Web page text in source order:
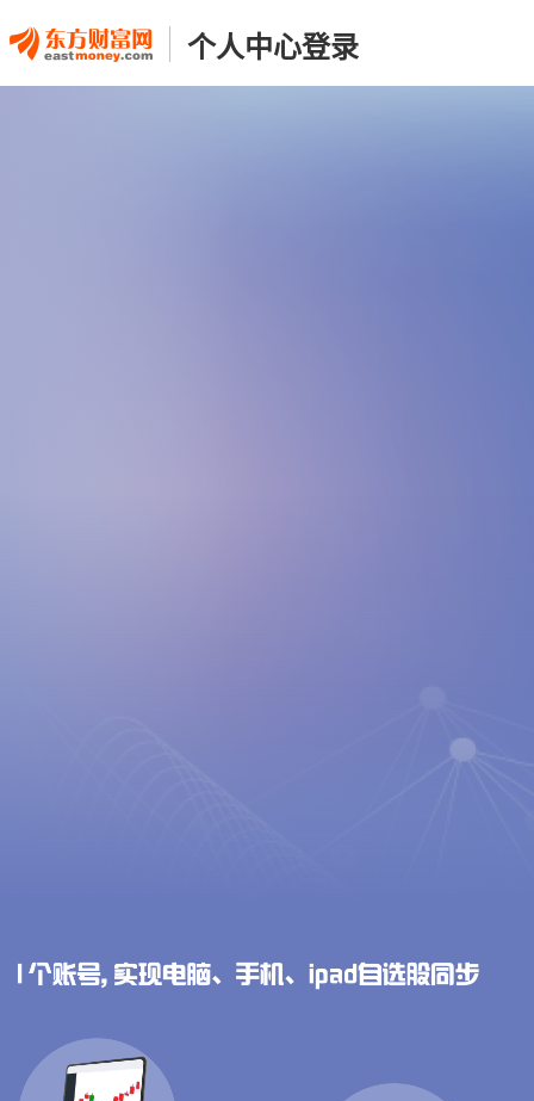
个人中心登录